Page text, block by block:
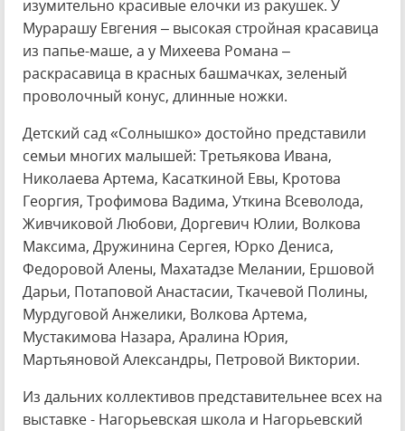
изумительно красивые елочки из ракушек. У
Мурарашу Евгения – высокая стройная красавица
из папье-маше, а у Михеева Романа –
раскрасавица в красных башмачках, зеленый
проволочный конус, длинные ножки.
Детский сад «Солнышко» достойно представили
семьи многих малышей: Третьякова Ивана,
Николаева Артема, Касаткиной Евы, Кротова
Георгия, Трофимова Вадима, Уткина Всеволода,
Живчиковой Любови, Доргевич Юлии, Волкова
Максима, Дружинина Сергея, Юрко Дениса,
Федоровой Алены, Махатадзе Мелании, Ершовой
Дарьи, Потаповой Анастасии, Ткачевой Полины,
Мурдуговой Анжелики, Волкова Артема,
Мустакимова Назара, Аралина Юрия,
Мартьяновой Александры, Петровой Виктории.
Из дальних коллективов представительнее всех на
выставке - Нагорьевская школа и Нагорьевский